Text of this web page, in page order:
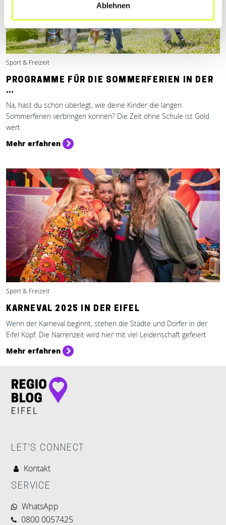
Ablehnen
Sport & Freizeit
PROGRAMME FÜR DIE SOMMERFERIEN IN DER
…
Na, hast du schon überlegt, wie deine Kinder die langen
Sommerferien verbringen können? Die Zeit ohne Schule ist Gold
wert
Mehr erfahren
Sport & Freizeit
KARNEVAL 2025 IN DER EIFEL
Wenn der Karneval beginnt, stehen die Städte und Dörfer in der
Eifel Kopf. Die Narrenzeit wird hier mit viel Leidenschaft gefeiert
Mehr erfahren
LET'S CONNECT
Kontakt
SERVICE
WhatsApp
0800 0057425